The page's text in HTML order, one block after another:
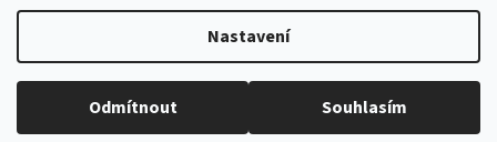
Nastavení
Odmítnout Souhlasím
Copyright 2026PEGASPLUS. Všechna práva vyhrazena.Upravit